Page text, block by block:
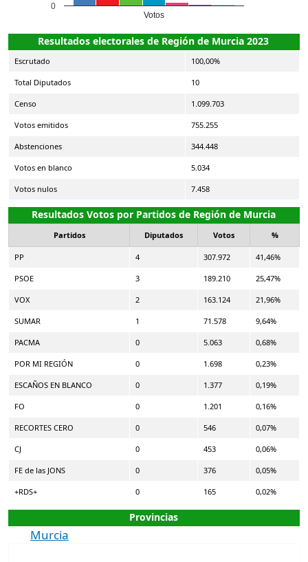
Votos
0
Resultados electorales de Región de Murcia 2023
Escrutado 100,00%
Total Diputados 10
Censo 1.099.703
Votos emitidos 755.255
Abstenciones 344.448
Votos en blanco 5.034
Votos nulos 7.458
Resultados Votos por Partidos de Región de Murcia
Partidos Diputados Votos %
PP 4 307.972 41,46%
PSOE 3 189.210 25,47%
VOX 2 163.124 21,96%
SUMAR 1 71.578 9,64%
PACMA 0 5.063 0,68%
POR MI REGIÓN 0 1.698 0,23%
ESCAÑOS EN BLANCO 0 1.377 0,19%
FO 0 1.201 0,16%
RECORTES CERO 0 546 0,07%
CJ 0 453 0,06%
FE de las JONS 0 376 0,05%
+RDS+ 0 165 0,02%
Provincias
Murcia